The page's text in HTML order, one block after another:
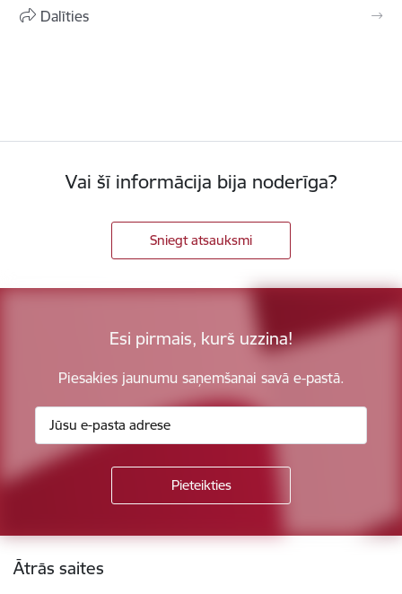
Dalīties
Vai šī informācija bija noderīga?
Sniegt atsauksmi
Esi pirmais, kurš uzzina!
Piesakies jaunumu saņemšanai savā e-pastā.
Kājene
Ātrās saites